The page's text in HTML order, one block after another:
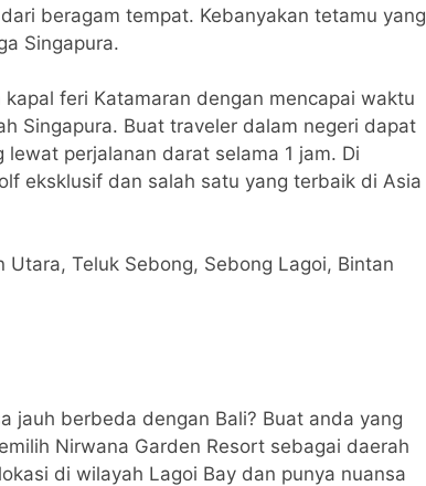
beragam tempat. Kebanyakan tetamu yang
Singapura.
feri Katamaran dengan mencapai waktu
Singapura. Buat traveler dalam negeri dapat
perjalanan darat selama 1 jam. Di
eksklusif dan salah satu yang terbaik di Asia
Utara, Teluk Sebong, Sebong Lagoi, Bintan
jauh berbeda dengan Bali? Buat anda yang
Nirwana Garden Resort sebagai daerah
di wilayah Lagoi Bay dan punya nuansa